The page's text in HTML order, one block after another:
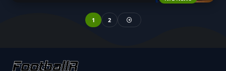
1 2